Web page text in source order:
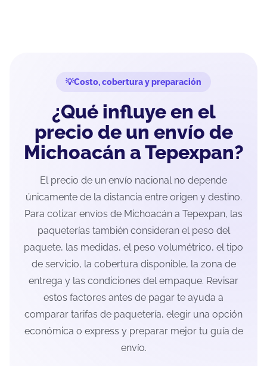
Costo, cobertura y preparación
¿Qué influye en el
precio de un envío de
Michoacán a Tepexpan?
El precio de un envío nacional no depende
únicamente de la distancia entre origen y destino.
Para cotizar envíos de Michoacán a Tepexpan, las
paqueterías también consideran el peso del
paquete, las medidas, el peso volumétrico, el tipo
de servicio, la cobertura disponible, la zona de
entrega y las condiciones del empaque. Revisar
estos factores antes de pagar te ayuda a
comparar tarifas de paquetería, elegir una opción
económica o express y preparar mejor tu guía de
envío.